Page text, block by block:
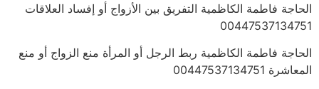
الحاجة فاطمة الكاظمية التفريق بين الأزواج أو إفساد العلاقات
00447537134751
الحاجة فاطمة الكاظمية ربط الرجل أو المرأة منع الزواج أو منع
المعاشرة 00447537134751